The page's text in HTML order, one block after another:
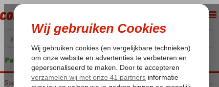
Pakketgarantie
Home Canarische Eilanden Lanzarote Playa Blanca Grand Hyatt Lanzarote Playa Dorada Resort